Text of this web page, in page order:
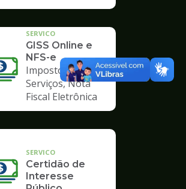
SERVICO
GISS Online e
NFS-e
Imposto Sobre
Serviços, Nota
Fiscal Eletrônica
SERVICO
Certidão de
Interesse